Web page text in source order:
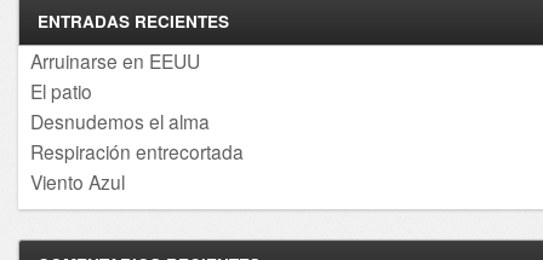
ENTRADAS RECIENTES
Arruinarse en EEUU
El patio
Desnudemos el alma
Respiración entrecortada
Viento Azul